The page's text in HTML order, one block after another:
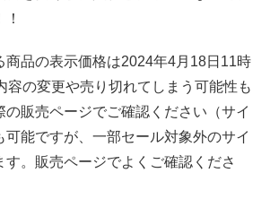
商品の表示価格は2024年4月18日11時
容の変更や売り切れてしまう可能性も
の販売ページでご確認ください（サイ
可能ですが、一部セール対象外のサイ
す。販売ページでよくご確認くださ